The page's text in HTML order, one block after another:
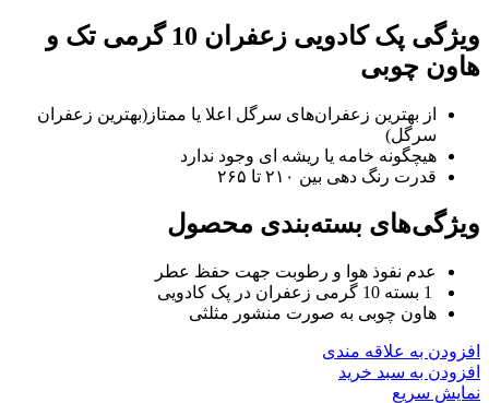
ویژگی پک کادویی زعفران 10 گرمی تک و
هاون چوبی
از بهترین زعفران‌های سرگل اعلا یا ممتاز(بهترین زعفران
سرگل)
هیچگونه خامه یا ریشه ای وجود ندارد
قدرت رنگ دهی بین ۲۱۰ تا ۲۶۵
ویژگی‌های بسته‌بندی محصول
عدم نفوذ هوا و رطوبت جهت حفظ عطر
هاون چوبی به صورت منشور مثلثی
افزودن به علاقه مندی
افزودن به سبد خرید
نمایش سریع